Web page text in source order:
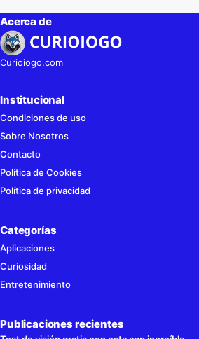
Acerca de
Curioiogo.com
Institucional
Condiciones de uso
Sobre Nosotros
Contacto
Política de Cookies
Política de privacidad
Categorías
Aplicaciones
Curiosidad
Entretenimiento
Publicaciones recientes